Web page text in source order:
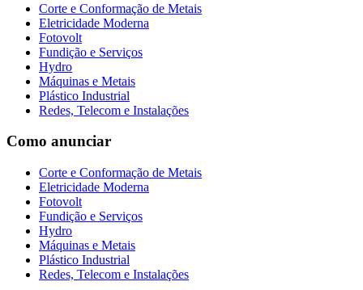
Corte e Conformação de Metais
Eletricidade Moderna
Fotovolt
Fundição e Serviços
Hydro
Máquinas e Metais
Plástico Industrial
Redes, Telecom e Instalações
Como anunciar
Corte e Conformação de Metais
Eletricidade Moderna
Fotovolt
Fundição e Serviços
Hydro
Máquinas e Metais
Plástico Industrial
Redes, Telecom e Instalações